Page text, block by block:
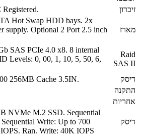
זיכרון
מארז
Hot Swap HDD bays. 2x
supply. Optional 2 Port 2.5 inch
Raid
SAS II
SAS PCIe 4.0 x8. 8 internal
Levels: 0, 00, 1, 10, 5, 50, 6,
דיסק
256MB Cache 3.5IN.
התקנה
אחריות
דיסק
NVMe M.2 SSD. Sequential
Write: Up to 700
Ran. Write: 40K IOPS